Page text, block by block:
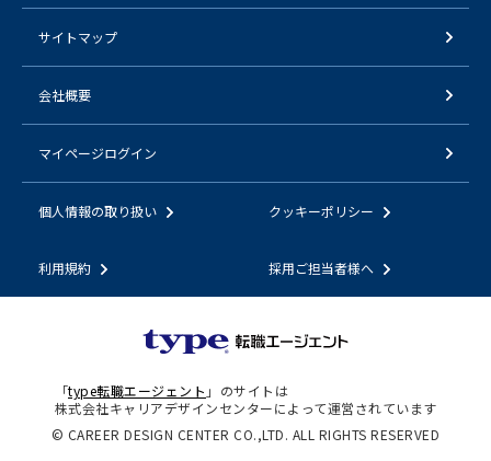
サイトマップ
会社概要
マイページログイン
個人情報の取り扱い クッキーポリシー
利用規約 採用ご担当者様へ
「type転職エージェント 」のサイトは
株式会社キャリアデザインセンターによって運営されています
© CAREER DESIGN CENTER CO.,LTD. ALL RIGHTS RESERVED